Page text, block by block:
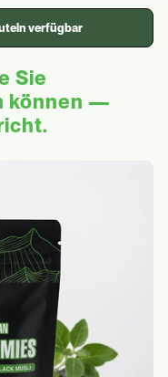
verfügbar
Sie
können —